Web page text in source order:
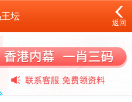
坛
返回